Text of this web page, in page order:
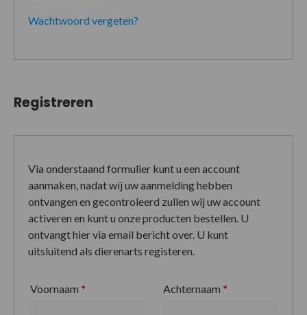
Wachtwoord vergeten?
Registreren
Via onderstaand formulier kunt u een account
aanmaken, nadat wij uw aanmelding hebben
ontvangen en gecontroleerd zullen wij uw account
activeren en kunt u onze producten bestellen. U
ontvangt hier via email bericht over. U kunt
uitsluitend als dierenarts registeren.
Voornaam * Achternaam *